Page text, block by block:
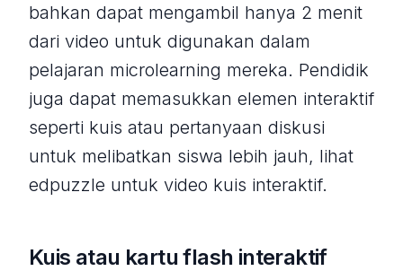
bahkan dapat mengambil hanya 2 menit
dari video untuk digunakan dalam
pelajaran microlearning mereka. Pendidik
juga dapat memasukkan elemen interaktif
seperti kuis atau pertanyaan diskusi
untuk melibatkan siswa lebih jauh, lihat
edpuzzle untuk video kuis interaktif.
Kuis atau kartu flash interaktif